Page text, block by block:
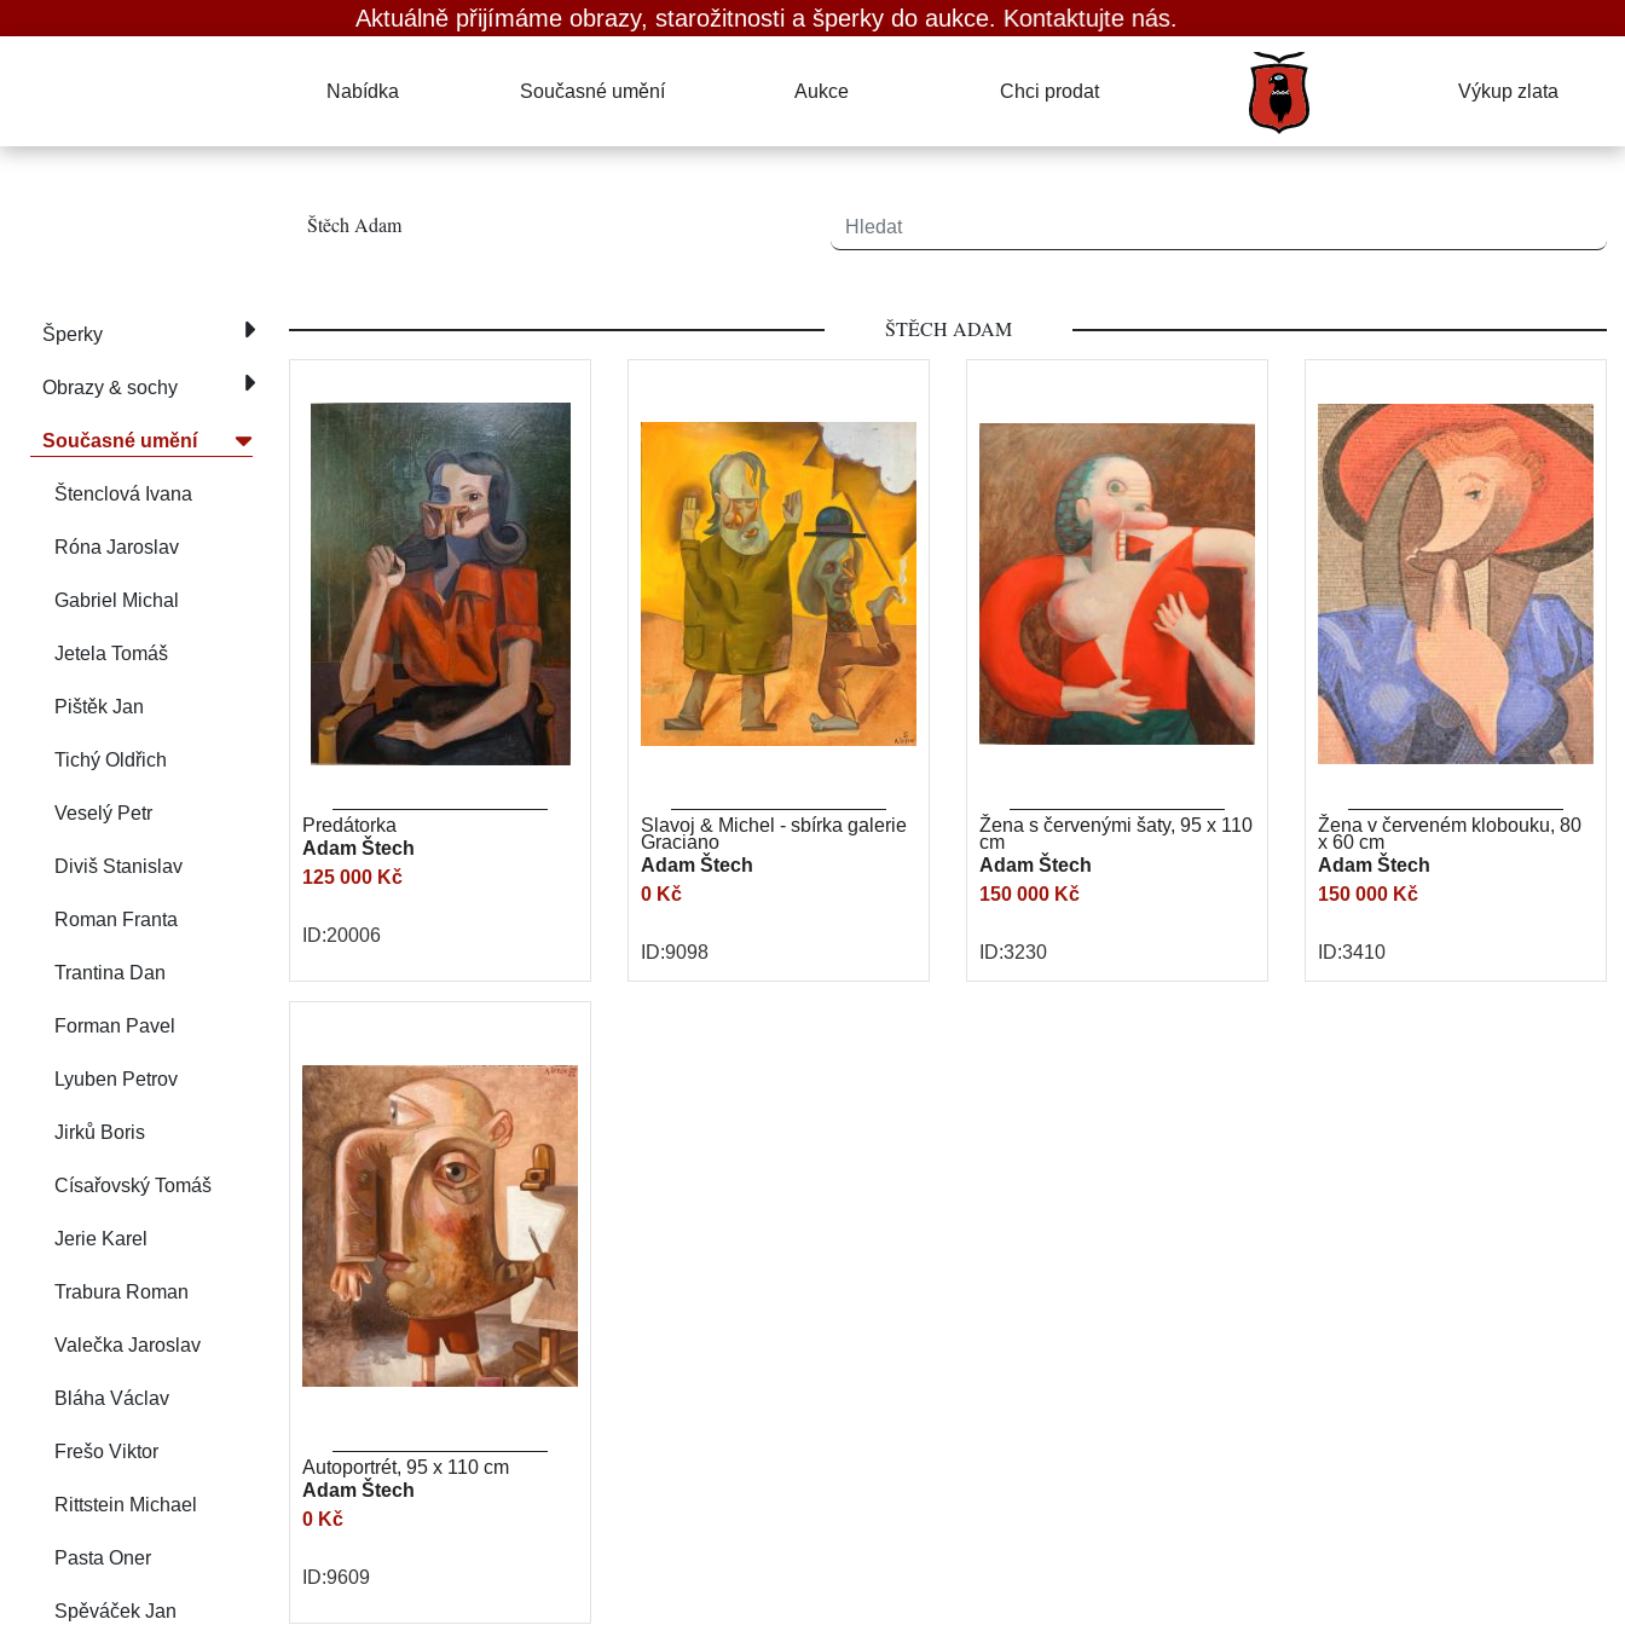
Aktuálně přijímáme obrazy, starožitnosti a šperky do aukce. Kontaktujte nás.
Nabídka Současné umění Aukce Chci prodat Výkup zlata
Štěch Adam
Šperky
Obrazy & sochy
Současné umění
Štenclová Ivana
Róna Jaroslav
Gabriel Michal
Jetela Tomáš
Pištěk Jan
Tichý Oldřich
Veselý Petr
Diviš Stanislav
Roman Franta
Trantina Dan
Forman Pavel
Lyuben Petrov
Jirků Boris
Císařovský Tomáš
Jerie Karel
Trabura Roman
Valečka Jaroslav
Bláha Václav
Frešo Viktor
Rittstein Michael
Pasta Oner
Spěváček Jan
ŠTĚCH ADAM
Predátorka
Adam Štech
125 000 Kč
ID:20006
Slavoj & Michel - sbírka galerie
Graciano
Adam Štech
0 Kč
ID:9098
Žena s červenými šaty, 95 x 110
cm
Adam Štech
150 000 Kč
ID:3230
Žena v červeném klobouku, 80
x 60 cm
Adam Štech
150 000 Kč
ID:3410
Autoportrét, 95 x 110 cm
Adam Štech
0 Kč
ID:9609